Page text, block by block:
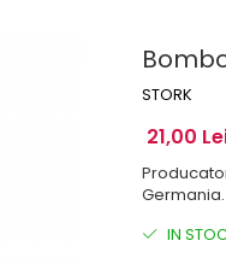
STORK
21,00
Germania.
IN